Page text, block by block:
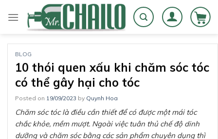
BLOG
10 thói quen xấu khi chăm sóc tóc
có thể gây hại cho tóc
Posted on 19/09/2023 by Quynh Hoa
Chăm sóc tóc là điều cần thiết để có được một mái tóc
chắc khỏe, mềm mượt. Ngoài việc tuân thủ chế độ dinh
dưỡng và chăm sóc bằng các sản phẩm chuyên dụng thì